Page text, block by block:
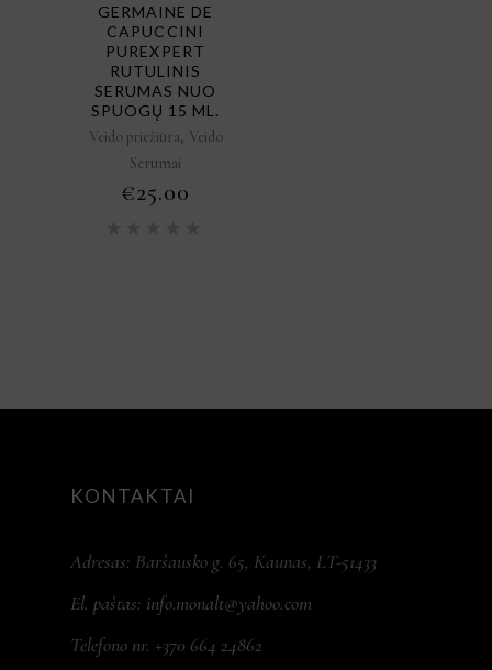
GERMAINE DE
CAPUCCINI
PUREXPERT
RUTULINIS
SERUMAS NUO
SPUOGŲ 15 ML.
Veido priežiūra, Veido
Serumai
€25.00
KONTAKTAI
Adresas: Baršausko g. 65, Kaunas, LT-51433
El. paštas: info.monalt@yahoo.com
Telefono nr. +370 664 24862